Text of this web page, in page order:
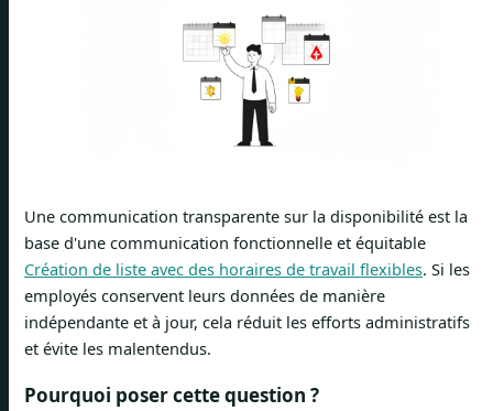
Une communication transparente sur la disponibilité est la
base d'une communication fonctionnelle et équitable
Création de liste avec des horaires de travail flexibles. Si les
employés conservent leurs données de manière
indépendante et à jour, cela réduit les efforts administratifs
et évite les malentendus.
Pourquoi poser cette question ?